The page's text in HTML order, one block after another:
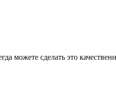
можете сделать это